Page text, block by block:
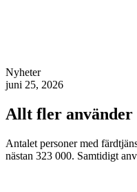
Nyheter
juni 25, 2026
Allt fler använder
Antalet personer med
nästan 323 000. Samtidigt